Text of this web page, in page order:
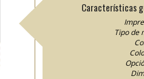
Características
Tipo de